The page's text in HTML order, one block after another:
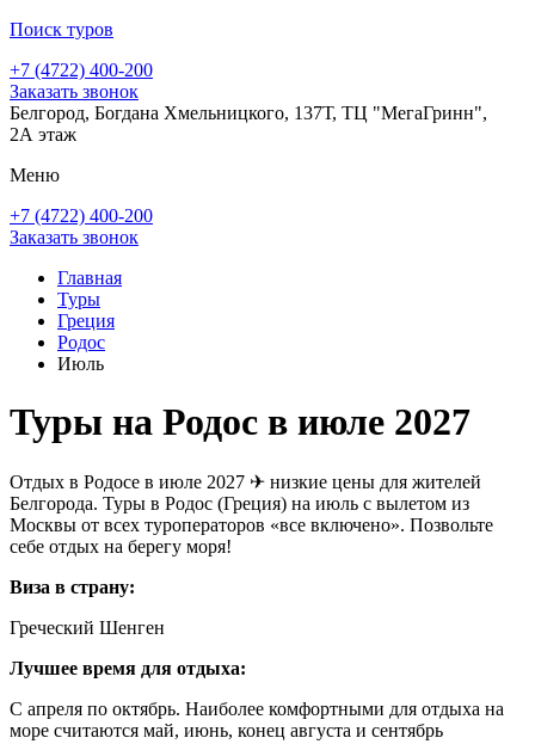
Поиск туров
+7 (4722) 400-200
Заказать звонок
Белгород, Богдана Хмельницкого, 137Т, ТЦ "МегаГринн",
2А этаж
Меню
+7 (4722) 400-200
Заказать звонок
Главная
Туры
Греция
Родос
Июль
Туры на Родос в июле 2027
Отдых в Родосе в июле 2027 ✈ низкие цены для жителей
Белгорода. Туры в Родос (Греция) на июль с вылетом из
Москвы от всех туроператоров «все включено». Позвольте
себе отдых на берегу моря!
Виза в страну:
Греческий Шенген
Лучшее время для отдыха:
С апреля по октябрь. Наиболее комфортными для отдыха на
море считаются май, июнь, конец августа и сентябрь